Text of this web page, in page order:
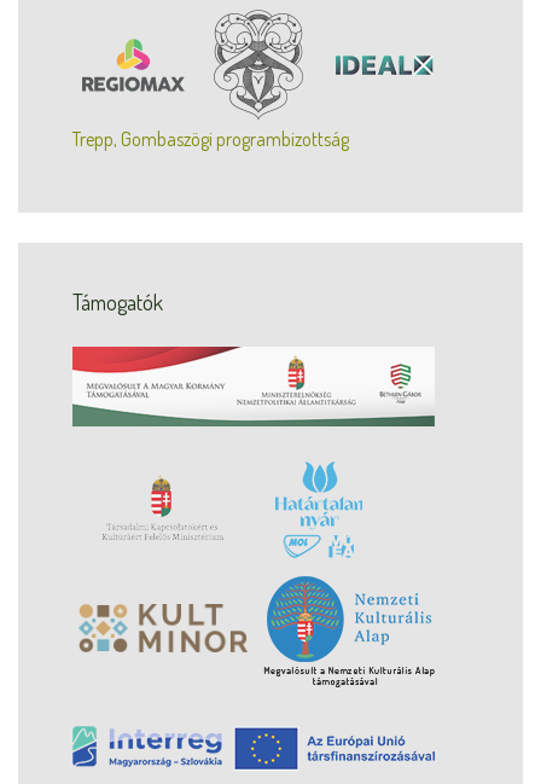
Trepp, Gombaszögi programbizottság
Támogatók